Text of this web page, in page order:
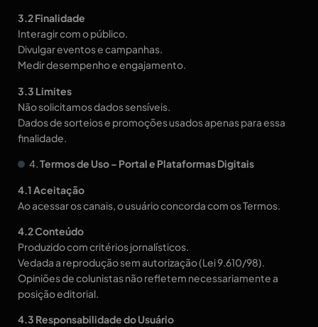
3.2 Finalidade
Interagir com o público.
Divulgar eventos e campanhas.
Medir desempenho e engajamento.
3.3 Limites
Não solicitamos dados sensíveis.
Dados de sorteios e promoções usados apenas para essa
finalidade.
4.Termos de Uso – Portal e Plataformas Digitais
4.1 Aceitação
Ao acessar os canais, o usuário concorda com os Termos.
4.2 Conteúdo
Produzido com critérios jornalísticos.
Vedada a reprodução sem autorização (Lei 9.610/98).
Opiniões de colunistas não refletem necessariamente a
posição editorial.
4.3 Responsabilidade do Usuário